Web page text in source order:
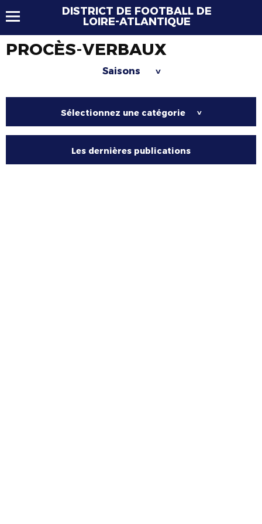
DISTRICT DE FOOTBALL DE
LOIRE-ATLANTIQUE
PROCÈS-VERBAUX
Saisons >
Sélectionnez une catégorie >
Les dernières publications